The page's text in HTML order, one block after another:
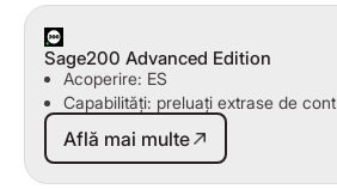
Sage200 Advanced Edition
Acoperire: ES
Capabilități: preluați extrase de cont
Află mai multe
Află mai multe